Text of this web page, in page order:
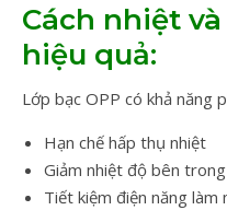
Cách nhiệt
hiệu quả:
Lớp bạc OPP có khả năng
Hạn chế hấp thụ nhiệt
Giảm nhiệt độ bên
Tiết kiệm điện năng làm